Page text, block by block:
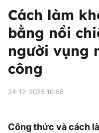
Cách làm
bằng nồi
người vụng
công
24-12-2025 10:58
Công thức và cách